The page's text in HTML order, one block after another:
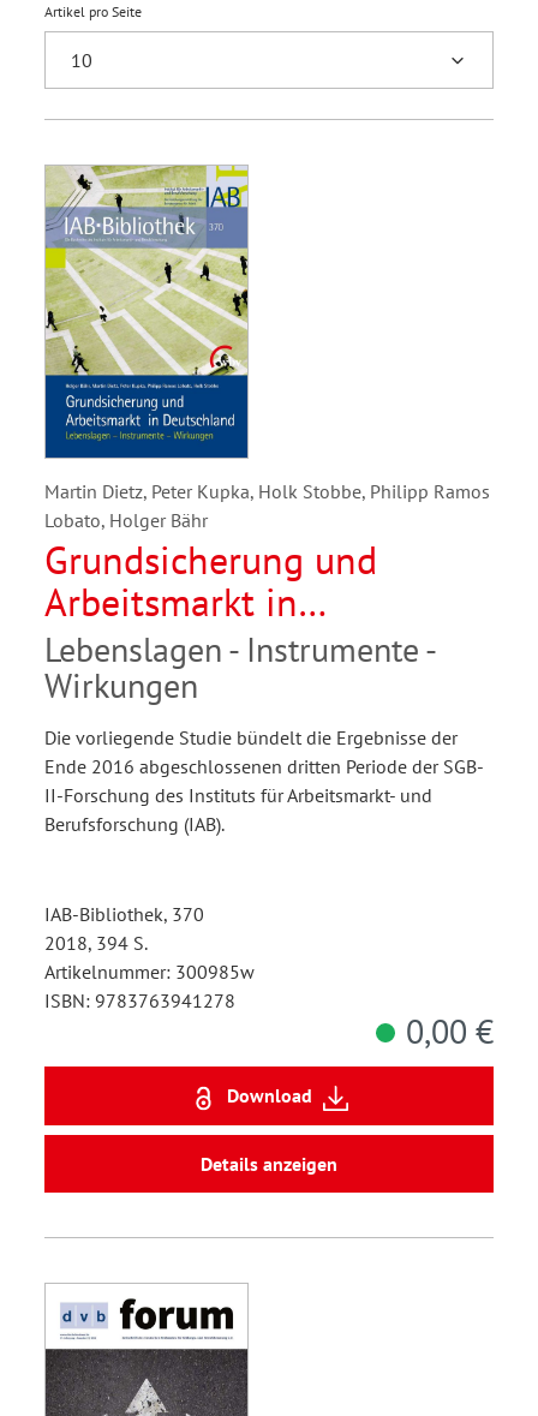
Artikel pro Seite
Martin Dietz, Peter Kupka, Holk Stobbe, Philipp Ramos
Lobato, Holger Bähr
Grundsicherung und
Arbeitsmarkt in
Deutschland
Lebenslagen - Instrumente -
Wirkungen
Die vorliegende Studie bündelt die Ergebnisse der
Ende 2016 abgeschlossenen dritten Periode der SGB-
II-Forschung des Instituts für Arbeitsmarkt- und
Berufsforschung (IAB).
IAB-Bibliothek, 370
2018, 394 S.
Artikelnummer: 300985w
ISBN: 9783763941278
0,00 €
Download
Details anzeigen